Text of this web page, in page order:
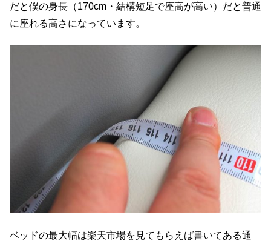
だと僕の身長（170cm・結構短足で座高が高い）だと普通
に座れる高さになっています。
ベッドの最大幅は楽天市場を見てもらえば書いてある通